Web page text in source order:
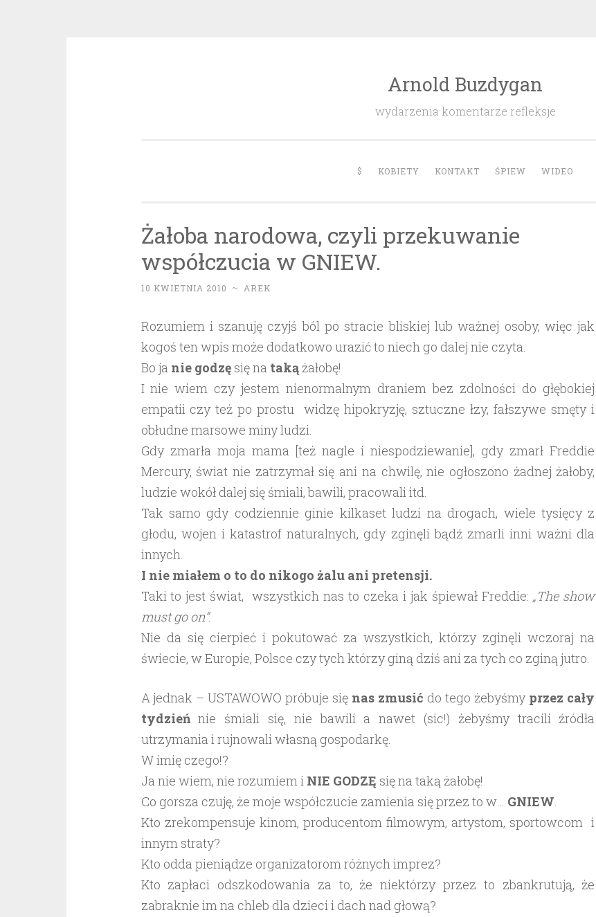
Arnold Buzdygan
wydarzenia komentarze refleksje
$ KOBIETY KONTAKT ŚPIEW WIDEO
Żałoba narodowa, czyli przekuwanie
współczucia w GNIEW.
10 KWIETNIA 2010 ~ AREK
Rozumiem i szanuję czyjś ból po stracie bliskiej lub ważnej osoby, więc jak
kogoś ten wpis może dodatkowo urazić to niech go dalej nie czyta.
Bo ja nie godzęsię na takążałobę!
I nie wiem czy jestem nienormalnym draniem bez zdolności do głębokiej
empatii czy też po prostu widzę hipokryzję, sztuczne łzy, fałszywe smęty i
obłudne marsowe miny ludzi.
Gdy zmarła moja mama [też nagle i niespodziewanie], gdy zmarł Freddie
Mercury, świat nie zatrzymał się ani na chwilę, nie ogłoszono żadnej żałoby,
ludzie wokół dalej się śmiali, bawili, pracowali itd.
Tak samo gdy codziennie ginie kilkaset ludzi na drogach, wiele tysięcy z
głodu, wojen i katastrof naturalnych, gdy zginęli bądź zmarli inni ważni dla
innych.
I nie miałem o to do nikogo żalu ani pretensji.
Taki to jest świat, wszystkich nas to czeka i jak śpiewał Freddie: „The show
must go on”.
Nie da się cierpieć i pokutować za wszystkich, którzy zginęli wczoraj na
świecie, w Europie, Polsce czy tych którzy giną dziś ani za tych co zginą jutro.
A jednak – USTAWOWO próbuje się nas zmusić do tego żebyśmy przez cały
tydzieńnie śmiali się, nie bawili a nawet (sic!) żebyśmy tracili źródła
utrzymania i rujnowali własną gospodarkę.
W imię czego!?
Ja nie wiem, nie rozumiem i NIE GODZĘ się na taką żałobę!
Co gorsza czuję, że moje współczucie zamienia się przez to w… GNIEW.
Kto zrekompensuje kinom, producentom filmowym, artystom, sportowcom i
innym straty?
Kto odda pieniądze organizatorom różnych imprez?
Kto zapłaci odszkodowania za to, że niektórzy przez to zbankrutują, że
zabraknie im na chleb dla dzieci i dach nad głową?